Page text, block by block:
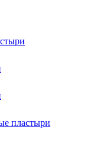
пластыри